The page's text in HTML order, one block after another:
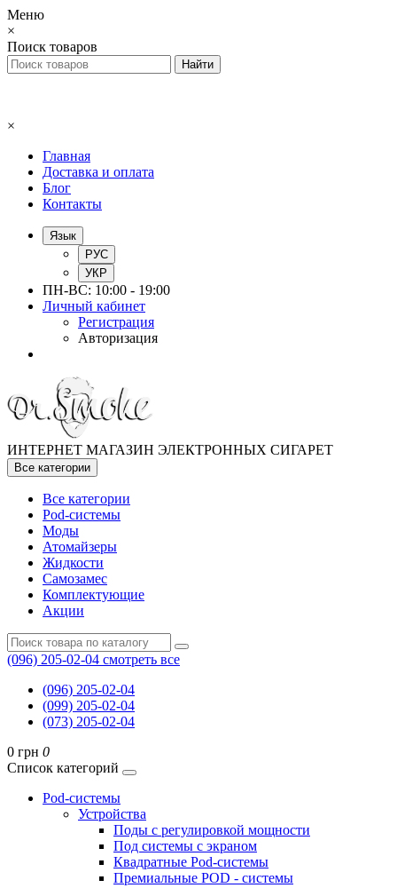
Меню
×
Поиск товаров
×
Главная
Доставка и оплата
Блог
Контакты
Язык
РУС
УКР
ПН-ВС: 10:00 - 19:00
Личный кабинет
Регистрация
Авторизация
ИНТЕРНЕТ МАГАЗИН ЭЛЕКТРОННЫХ СИГАРЕТ
Все категории
Все категории
Pod-системы
Моды
Атомайзеры
Жидкости
Самозамес
Комплектующие
Акции
(096) 205-02-04 смотреть все
(096) 205-02-04
(099) 205-02-04
(073) 205-02-04
0 грн 0
Список категорий
Pod-системы
Устройства
Поды с регулировкой мощности
Под системы с экраном
Квадратные Pod-системы
Премиальные POD - системы